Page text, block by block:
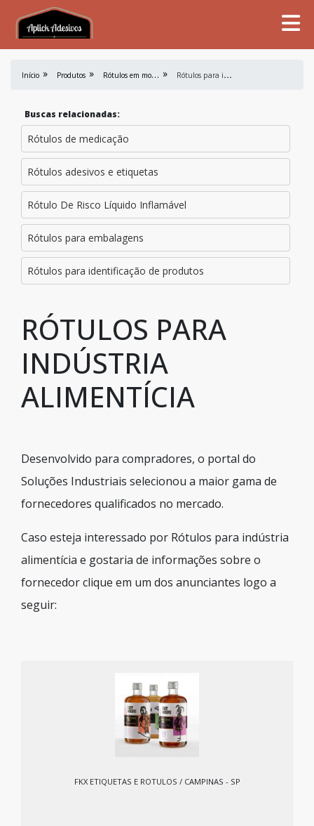
Início Produtos R
ótulos em mold label R
ótulos para indústria alimentícia
Buscas relacionadas:
Rótulos de medicação
Rótulos adesivos e etiquetas
Rótulo De Risco Líquido Inflamável
Rótulos para embalagens
Rótulos para identificação de produtos
RÓTULOS PARA
INDÚSTRIA
ALIMENTÍCIA
Desenvolvido para compradores, o portal do
Soluções Industriais selecionou a maior gama de
fornecedores qualificados no mercado.
Caso esteja interessado por Rótulos para indústria
alimentícia e gostaria de informações sobre o
fornecedor clique em um dos anunciantes logo a
seguir:
FKX ETIQUETAS E ROTULOS / CAMPINAS - SP